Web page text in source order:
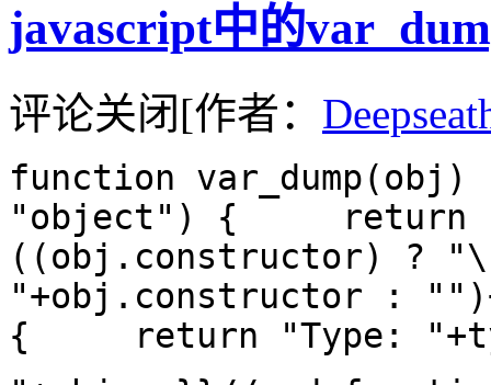
javascript中的
评论关闭[作者：
function
"object") { return
((obj.constructor) ?
"+obj.constructor :
{ return "Type: